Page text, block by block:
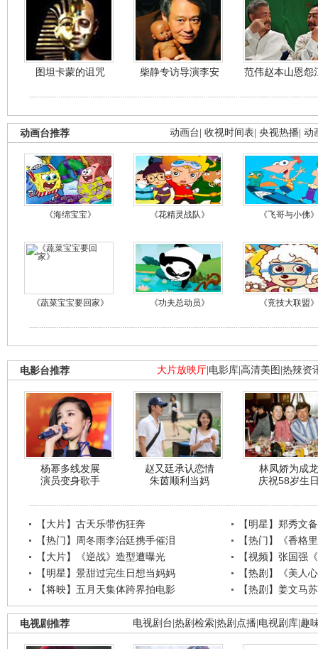
图坦卡蒙的诅咒 柴静专访导演李安 范伟赵本山恩怨
动画台 收视时间表 央视热播 动
动画台推荐
《海绵宝宝》 《花精灵战队》 《飞哥与小佛》
《蔬菜宝宝要回家》 《功夫总动员》 《竞技大联盟》
大片放映厅 电影库 高清美图 热辣资
电影台推荐
杨幂多线发展
演员变身歌手
赵又廷承认恋情
朱茵顺利当妈
林凤娇为成龙
庆祝58岁生
【大片】古天乐带伤狂奔
【明星】郑秀文
【热门】周冬雨李治廷携手催泪
【热门】《香格
【大片】《逆战》造型遭曝光
【视频】张国强
【明星】景甜过完生日想当妈妈
【热剧】《美人
【将映】五月天集体跨界拍电影
【热剧】姜文马
电视剧台 热剧检索 热剧点播 电视剧库 趣
电视剧推荐